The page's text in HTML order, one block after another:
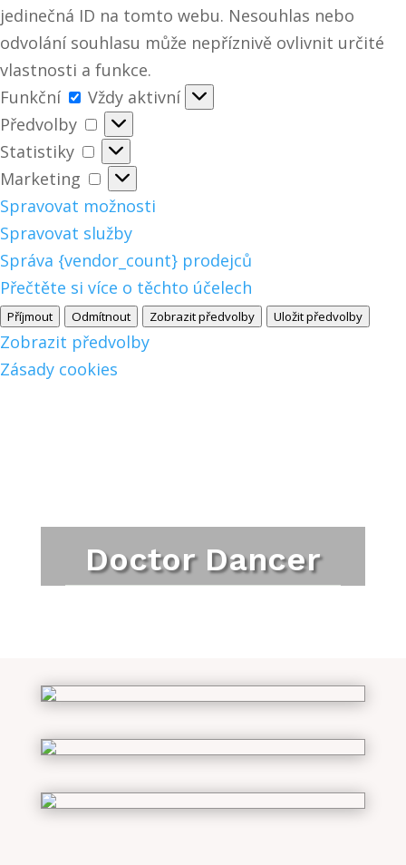
jedinečná ID na tomto webu. Nesouhlas nebo
odvolání souhlasu může nepříznivě ovlivnit určité
vlastnosti a funkce.
Funkční
Funkční
Vždy aktivní
Předvolby
Předvolby
Statistiky
Statistiky
Marketing
Marketing
Spravovat možnosti
Spravovat služby
Správa {vendor_count} prodejců
Přečtěte si více o těchto účelech
Příjmout Odmítnout Zobrazit předvolby Uložit předvolby
Zobrazit předvolby
Zásady cookies
Doctor Dancer